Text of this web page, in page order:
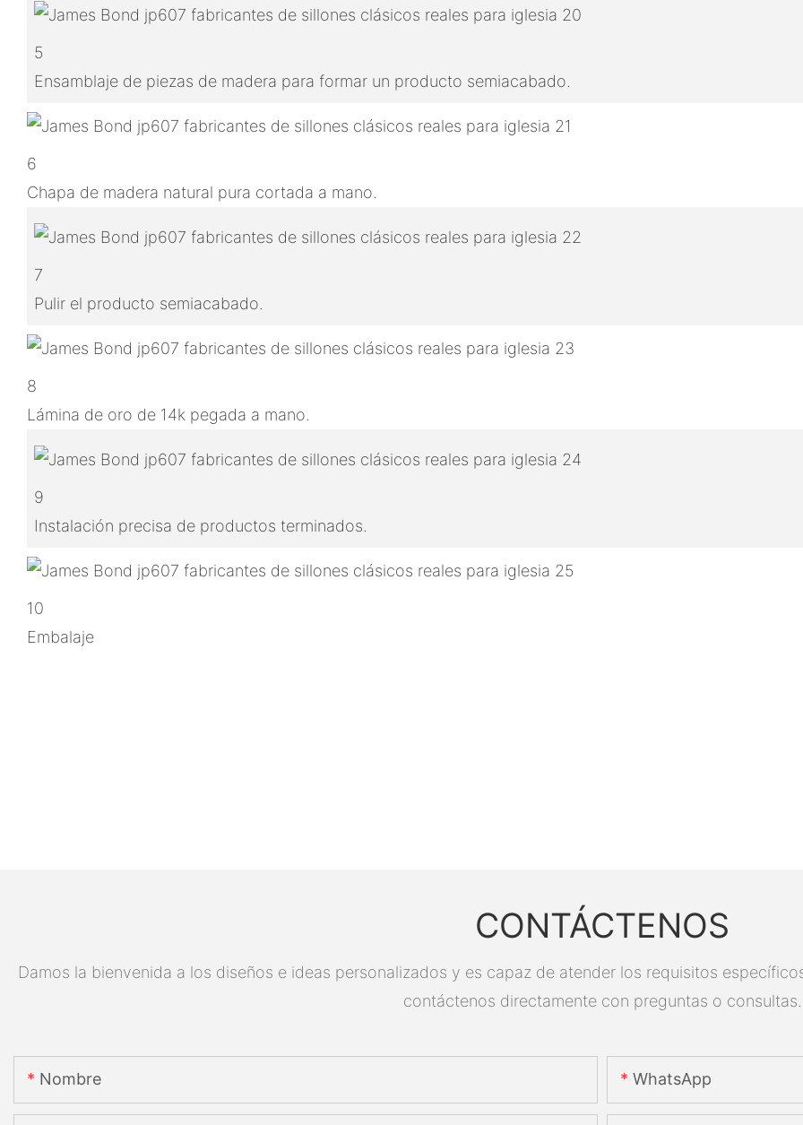
5
Ensamblaje de piezas de madera para formar un producto semiacabado.
6
Chapa de madera natural pura cortada a mano.
7
Pulir el producto semiacabado.
8
Lámina de oro de 14k pegada a mano.
9
Instalación precisa de productos terminados.
10
Embalaje
CONTÁCTENOS
Damos la bienvenida a los diseños e ideas personalizados y es capaz de atender los requisitos
contáctenos directamente con preguntas o consultas.
Nombre WhatsApp